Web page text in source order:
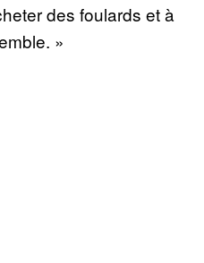
des foulards et à
»